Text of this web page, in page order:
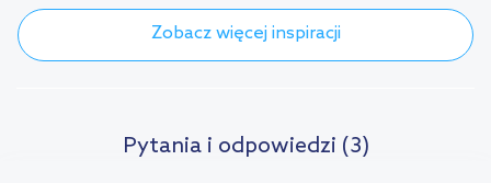
Zobacz więcej inspiracji
Pytania i odpowiedzi (3)